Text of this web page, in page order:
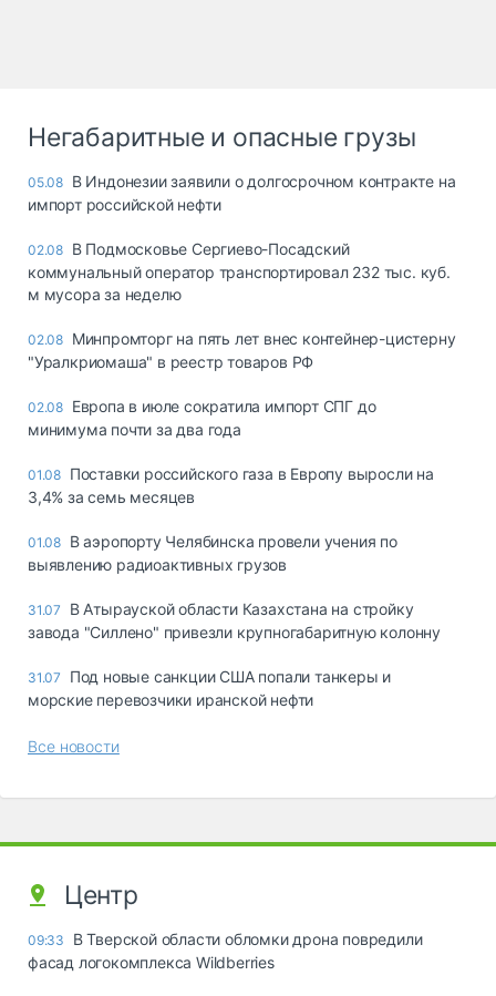
Негабаритные и опасные грузы
05.08 В Индонезии заявили о долгосрочном контракте на
импорт российской нефти
02.08 В Подмосковье Сергиево-Посадский
коммунальный оператор транспортировал 232 тыс. куб.
м мусора за неделю
02.08 Минпромторг на пять лет внес контейнер-цистерну
"Уралкриомаша" в реестр товаров РФ
02.08 Европа в июле сократила импорт СПГ до
минимума почти за два года
01.08 Поставки российского газа в Европу выросли на
3,4% за семь месяцев
01.08 В аэропорту Челябинска провели учения по
выявлению радиоактивных грузов
31.07
В Атырауской области Казахстана на стройку
завода "Силлено" привезли крупногабаритную колонну
31.07
Под новые санкции США попали танкеры и
морские перевозчики иранской нефти
Все новости
Центр
09:33
В Тверской области обломки дрона повредили
фасад логокомплекса Wildberries